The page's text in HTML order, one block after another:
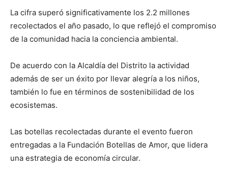
La cifra superó significativamente los 2.2 millones
recolectados el año pasado, lo que reflejó el compromiso
de la comunidad hacia la conciencia ambiental.
De acuerdo con la Alcaldía del Distrito la actividad
además de ser un éxito por llevar alegría a los niños,
también lo fue en términos de sostenibilidad de los
ecosistemas.
Las botellas recolectadas durante el evento fueron
entregadas a la Fundación Botellas de Amor, que lidera
una estrategia de economía circular.